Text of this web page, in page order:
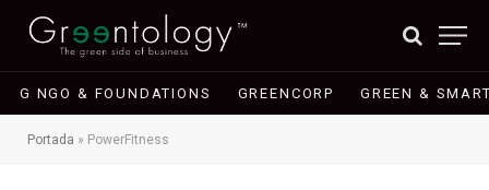
G NGO & FOUNDATIONS GREENCORP GREEN &
Portada » PowerFitness